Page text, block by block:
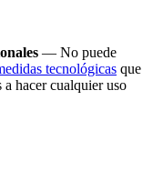
— No puede
tecnológicas que
a hacer cualquier uso